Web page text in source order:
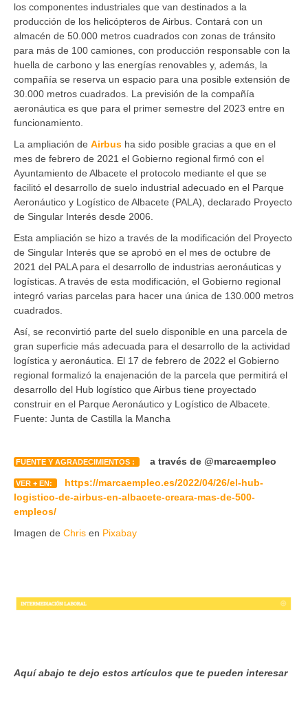
los componentes industriales que van destinados a la
producción de los helicópteros de Airbus. Contará con un
almacén de 50.000 metros cuadrados con zonas de tránsito
para más de 100 camiones, con producción responsable con la
huella de carbono y las energías renovables y, además, la
compañía se reserva un espacio para una posible extensión de
30.000 metros cuadrados. La previsión de la compañía
aeronáutica es que para el primer semestre del 2023 entre en
funcionamiento.
La ampliación de Airbus ha sido posible gracias a que en el
mes de febrero de 2021 el Gobierno regional firmó con el
Ayuntamiento de Albacete el protocolo mediante el que se
facilitó el desarrollo de suelo industrial adecuado en el Parque
Aeronáutico y Logístico de Albacete (PALA), declarado Proyecto
de Singular Interés desde 2006.
Esta ampliación se hizo a través de la modificación del Proyecto
de Singular Interés que se aprobó en el mes de octubre de
2021 del PALA para el desarrollo de industrias aeronáuticas y
logísticas. A través de esta modificación, el Gobierno regional
integró varias parcelas para hacer una única de 130.000 metros
cuadrados.
Así, se reconvirtió parte del suelo disponible en una parcela de
gran superficie más adecuada para el desarrollo de la actividad
logística y aeronáutica. El 17 de febrero de 2022 el Gobierno
regional formalizó la enajenación de la parcela que permitirá el
desarrollo del Hub logístico que Airbus tiene proyectado
construir en el Parque Aeronáutico y Logístico de Albacete.
Fuente: Junta de Castilla la Mancha
FUENTE Y AGRADECIMIENTOS : a través de @marcaempleo
VER + EN:
https://marcaempleo.es/2022/04/26/el-hub-
logistico-de-airbus-en-albacete-creara-mas-de-500-
empleos/
Imagen de Chris en Pixabay
Aquí abajo te dejo estos artículos que te pueden interesar